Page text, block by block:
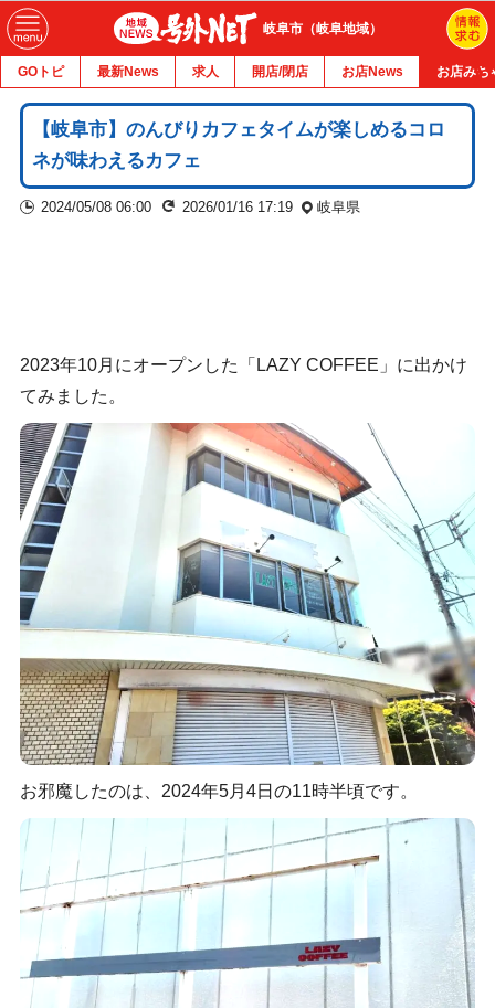
岐阜市（岐阜地域）
GOトピ 最新News 求人 開店/閉店 お店News お店みち
【岐阜市】のんびりカフェタイムが楽しめるコロ
ネが味わえるカフェ
2024/05/08 06:00 2026/01/16 17:19 岐阜県
2023年10月にオープンした「LAZY COFFEE」に出かけ
てみました。
お邪魔したのは、2024年5月4日の11時半頃です。